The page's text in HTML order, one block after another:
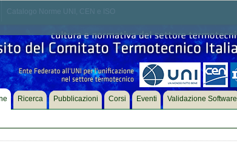
Ricerca Pubblicazioni Corsi Eventi Validazione Software